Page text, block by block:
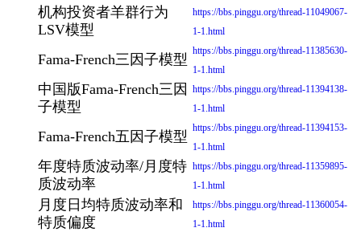
机构投资者羊群行为
LSV模型
https://bbs.pinggu.org/thread-11049067-
1-1.html
Fama-French三因子模型
https://bbs.pinggu.org/thread-11385630-
1-1.html
中国版Fama-French三因
子模型
https://bbs.pinggu.org/thread-11394138-
1-1.html
Fama-French五因子模型
https://bbs.pinggu.org/thread-11394153-
1-1.html
年度特质波动率/月度特
质波动率
https://bbs.pinggu.org/thread-11359895-
1-1.html
月度日均特质波动率和
特质偏度
https://bbs.pinggu.org/thread-11360054-
1-1.html